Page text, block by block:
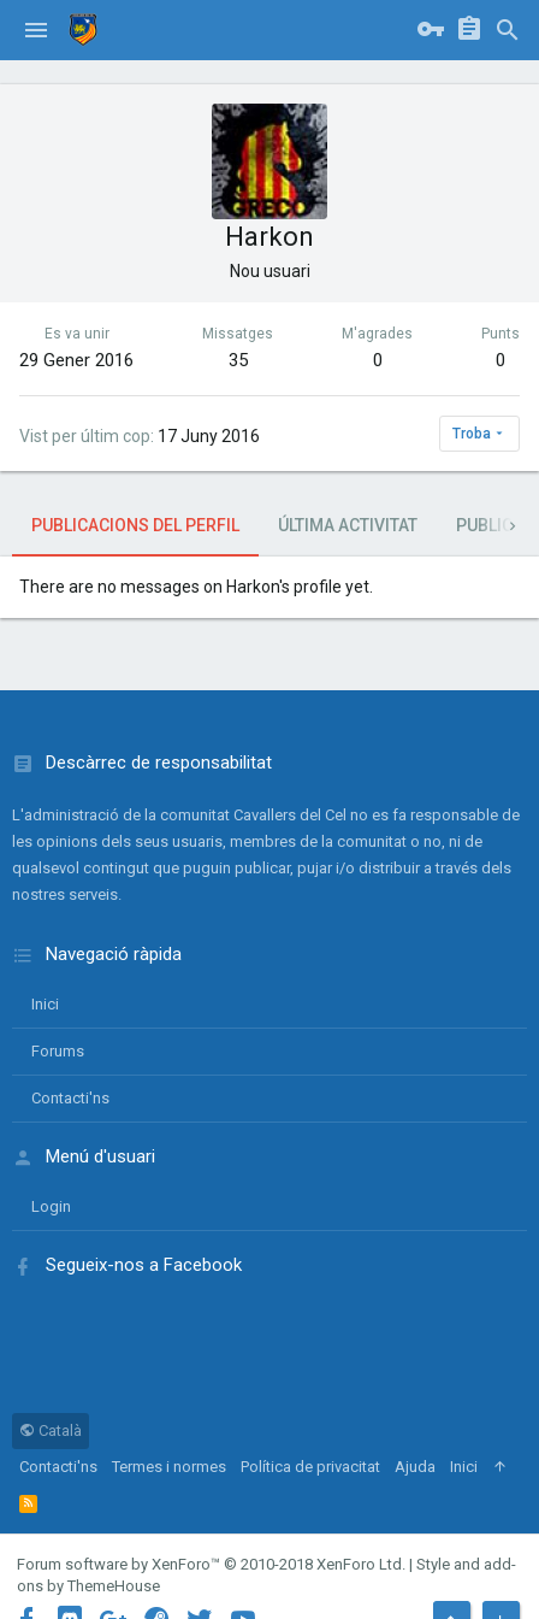
Harkon
Nou usuari
Es va unir
29 Gener 2016
Missatges
35
M'agrades
0
Punts
0
Vist per últim cop 17 Juny 2016 Troba
PUBLICACIONS DEL PERFIL ÚLTIMA ACTIVITAT
There are no messages on Harkon's profile yet.
Descàrrec de responsabilitat
L'administració de la comunitat Cavallers del Cel no es fa responsable de
les opinions dels seus usuaris, membres de la comunitat o no, ni de
qualsevol contingut que puguin publicar, pujar i/o distribuir a través dels
nostres serveis.
Navegació ràpida
Inici
Forums
Contacti'ns
Menú d'usuari
Login
Segueix-nos a Facebook
Català
Contacti'ns
Termes i normes Política de privacitat Ajuda Inici
R
S
S
Forum software by XenForo™ © 2010-2018 XenForo Ltd. | Style and add-
ons by ThemeHouse